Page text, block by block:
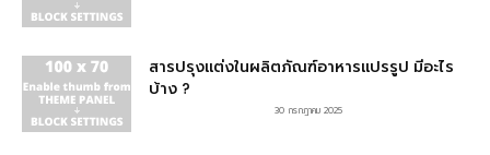
สารปรุงแต่งในผลิตภัณฑ์อาหารแปรรูป มีอะไร
บ้าง ?
30 กรกฎาคม 2025